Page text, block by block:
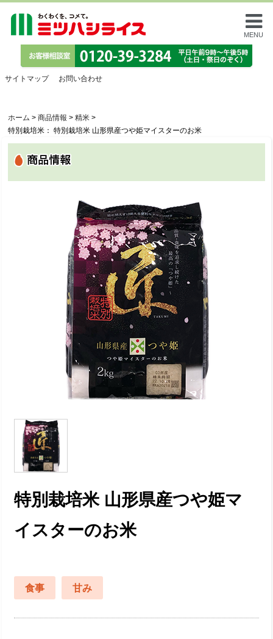
MENU
サイトマップ お問い合わせ
ホーム > 商品情報 > 精米 >
特別栽培米： 特別栽培米 山形県産つや姫マイスターのお米
特別栽培米 山形県産つや姫マ
イスターのお米
食事 甘み